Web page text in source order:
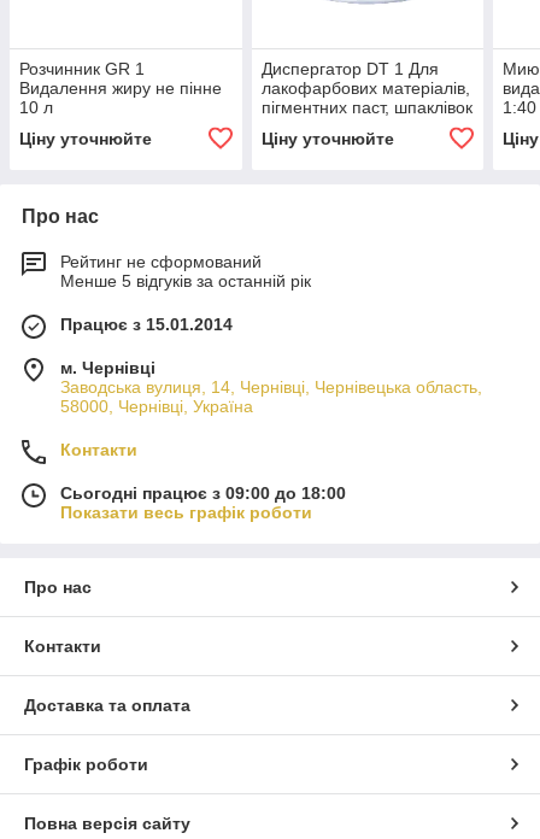
Розчинник GR 1
Видалення жиру не пінне
10 л
Ціну уточнюйте
Диспергатор DT 1 Для
лакофарбових матеріалів,
пігментних паст, шпаклівок
на масляній основі 10 л
Ціну уточнюйте
Про нас
Рейтинг не сформований
Менше 5 відгуків за останній рік
Працює з 15.01.2014
м. Чернівці
Заводська вулиця, 14, Чернівці, Чернівецька область,
58000, Чернівці, Україна
Контакти
Сьогодні працює з 09:00 до 18:00
Показати весь графік роботи
Про нас
Контакти
Доставка та оплата
Графік роботи
Повна версія сайту